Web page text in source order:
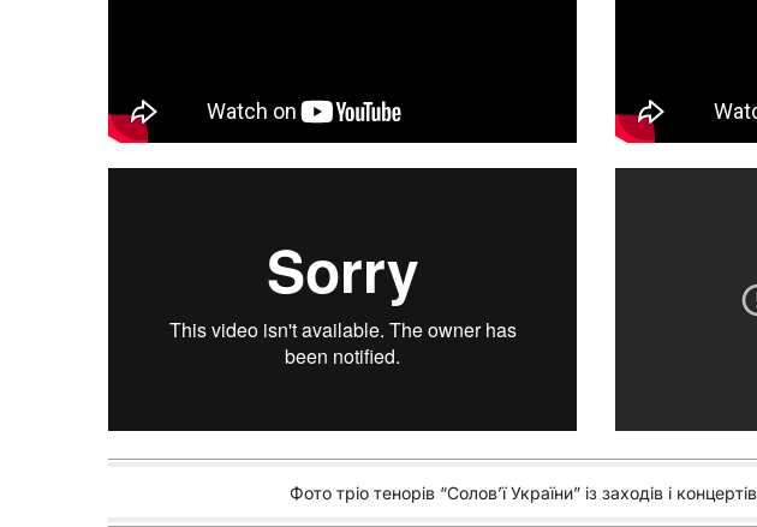
Фото тріо тенорів “Солов’ї України” із заходів і